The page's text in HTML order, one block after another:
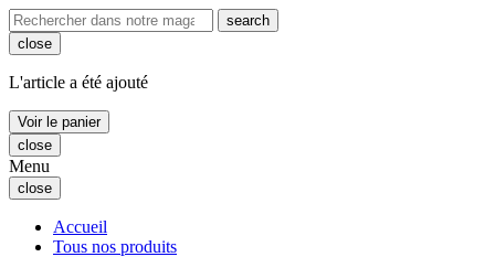
search
close
L'article a été ajouté
Voir le panier
close
Menu
close
Accueil
Tous nos produits